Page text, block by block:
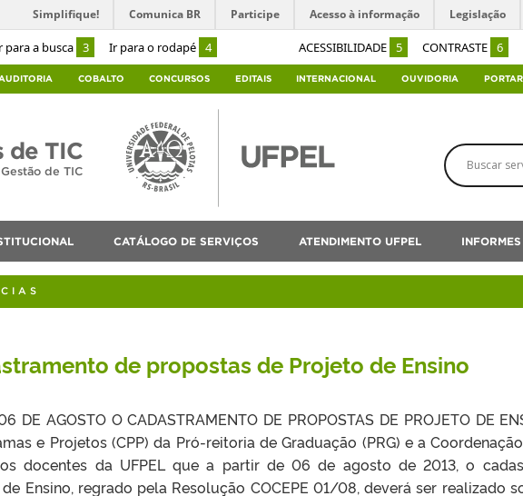
para a busca 3 Ir para o rodapé 4 ACESSIBILIDADE 5 CONTRASTE 6
Simplifique! Comunica BR Participe Acesso à informação Legislação
COBALTO CONCURSOS EDITAIS INTERNACIONAL OUVIDORIA
de TIC
de TIC
CATÁLOGO DE SERVIÇOS ATENDIMENTO UFPEL INFORMES
de propostas de Projeto de Ensino
DE AGOSTO O CADASTRAMENTO DE PROPOSTAS DE PROJETO DE
e Projetos (CPP) da Pró-reitoria de Graduação (PRG) e a
docentes da UFPEL que a partir de 06 de agosto de 2013, o
Ensino, regrado pela Resolução COCEPE 01/08, deverá ser realizado